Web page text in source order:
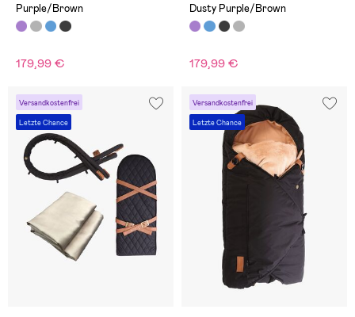
Purple/Brown
179,99 €
Dusty Purple/Brown
179,99 €
Versandkostenfrei
Letzte Chance
Versandkostenfrei
Letzte Chance